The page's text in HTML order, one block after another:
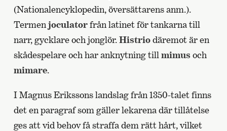
(Nationalencyklopedin, översättarens anm.).
Termen joculatorfrån latinet för tankarna till
narr, gycklare och jonglör.Histriodäremot är en
skådespelare och har anknytning till mimus och
mimare.
I Magnus Erikssons landslag från 1350-talet finns
det en paragraf som gäller lekarena där tillåtelse
ges att vid behov få straffa dem rätt hårt, vilket